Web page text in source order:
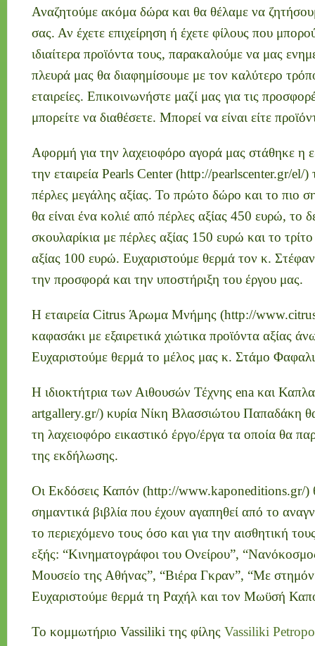
Αναζητούμε ακόμα δώρα και θα θέλαμε να
σας. Αν έχετε επιχείρηση ή έχετε φίλους που
ιδιαίτερα προϊόντα τους, παρακαλούμε να μας
πλευρά μας θα διαφημίσουμε με τον καλύτερο
εταιρείες. Επικοινωνήστε μαζί μας για τις
μπορείτε να διαθέσετε. Μπορεί να είναι είτε
Αφορμή για την λαχειοφόρο αγορά μας στάθηκε η
την εταιρεία Pearls Center (http://pearlscenter.gr/el/
πέρλες μεγάλης αξίας. Το πρώτο δώρο και το πιο
θα είναι ένα κολιέ από πέρλες αξίας 450 ευρώ, το
σκουλαρίκια με πέρλες αξίας 150 ευρώ και το
αξίας 100 ευρώ. Ευχαριστούμε θερμά τον κ.
την προσφορά και την υποστήριξη του έργου μας.
Η εταιρεία Citrus Άρωμα Μνήμης (http://
καφασάκι με εξαιρετικά χιώτικα προϊόντα αξίας
Ευχαριστούμε θερμά το μέλος μας κ. Στάμο
Η ιδιοκτήτρια των Αιθουσών Τέχνης ena και
artgallery.gr/) κυρία Νίκη Βλασσιώτου Παπαδάκη
τη λαχειοφόρο εικαστικό έργο/έργα τα οποία θα
της εκδήλωσης.
Οι Εκδόσεις Καπόν (http://www.kaponeditions.gr/)
σημαντικά βιβλία που έχουν αγαπηθεί από το
το περιεχόμενο τους όσο και για την αισθητική
εξής: “Κινηματογράφοι του Ονείρου”,
Μουσείο της Αθήνας”, “Βιέρα Γκραν”, “Με
Ευχαριστούμε θερμά τη Ραχήλ και τον Μωϋσή
Το κομμωτήριο Vassiliki της φίλης Vassiliki